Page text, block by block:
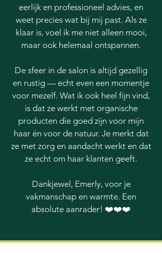
eerlijk en professioneel advies, en
weet precies wat bij mij past. Als ze
klaar is, voel ik me niet alleen mooi,
maar ook helemaal ontspannen.
De sfeer in de salon is altijd gezellig
en rustig — echt even een momentje
voor mezelf. Wat ik ook heel fijn vind,
is dat ze werkt met organische
producten die goed zijn voor mijn
haar én voor de natuur. Je merkt dat
ze met zorg en aandacht werkt en dat
ze echt om haar klanten geeft.
Dankjewel, Emerly, voor je
vakmanschap en warmte. Een
absolute aanrader! ❤️❤️❤️